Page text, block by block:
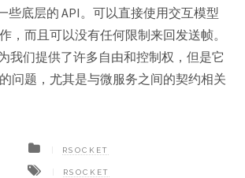
些底层的 API。可以直接使用交互模型
，而且可以没有任何限制来回发送帧。
我们提供了许多自由和控制权，但是它
问题，尤其是与微服务之间的契约相关
RSOCKET
RSOCKET